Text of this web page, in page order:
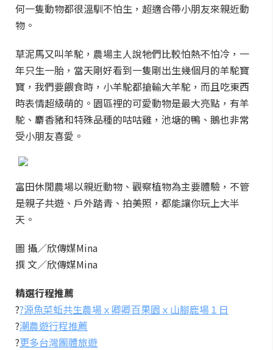
何一隻動物都很溫馴不怕生，超適合帶小朋友來親近動
物。
草泥馬又叫羊駝，農場主人說牠們比較怕熱不怕冷，一
年只生一胎，當天剛好看到一隻剛出生幾個月的羊駝寶
寶，我們要餵食時，小羊駝都搶輸大羊駝，而且吃東西
時表情超級萌的。園區裡的可愛動物是最大亮點，有羊
駝、麝香豬和特殊品種的咕咕雞，池塘的鴨、鵝也非常
受小朋友喜愛。
富田休閒農場以親近動物、觀察植物為主要體驗，不管
是親子共遊、戶外踏青、拍美照，都能讓你玩上大半
天。
圖 攝／欣傳媒Mina
撰 文／欣傳媒Mina
精選行程推薦
??源魚菜蚯共生農場ｘ卿卿百果園ｘ山腳鹿場１日
?潮農遊行程推薦
?更多台灣團體旅遊